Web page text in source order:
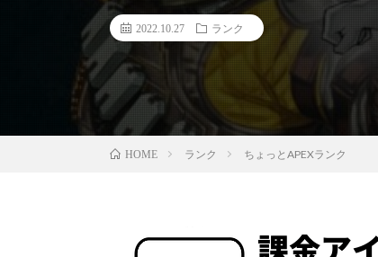
2022.10.27 ランク
HOME ランク ちょっとAPEXランク